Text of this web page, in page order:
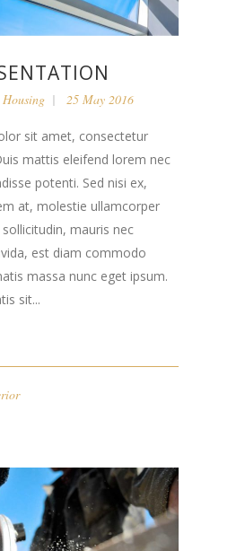
Housing 25 May 2016
sit amet, consectetur
mattis eleifend lorem nec
potenti. Sed nisi ex,
at, molestie ullamcorper
mauris nec
est diam commodo
massa nunc eget ipsum.
sit...